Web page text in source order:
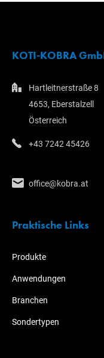
KOTI-KOBRA
Hartleitnerstraße 8
4653, Eberstalzell
Österreich
+43 7242 45426
office@kobra.at
Praktische Links
Produkte
Anwendungen
Branchen
Sondertypen